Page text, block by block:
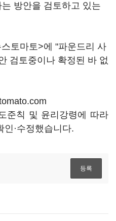
방안을 검토하고 있는
토마토>에 "파운드리 사
검토중이나 확정된 바 없
준칙 및 윤리강령에 따라
·수정했습니다.